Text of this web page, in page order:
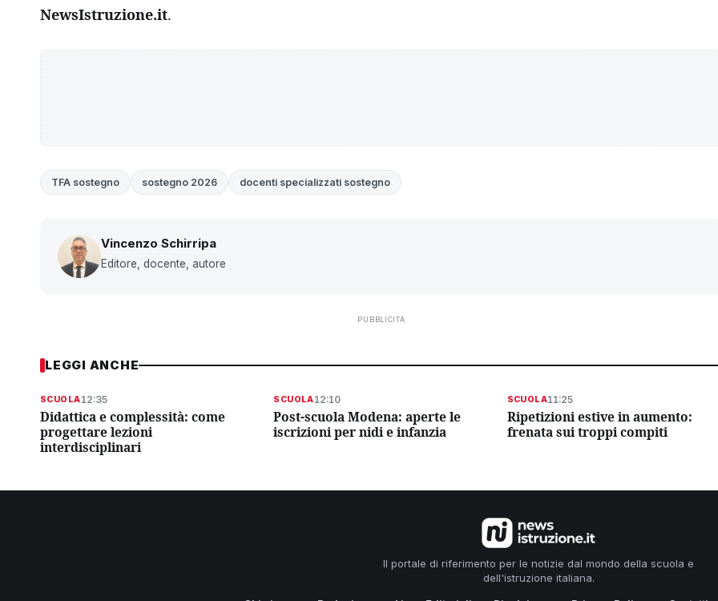
NewsIstruzione.it.
TFA sostegno sostegno 2026 docenti specializzati sostegno
Vincenzo Schirripa
Editore, docente, autore
PUBBLICITÀ
LEGGI ANCHE
SCUOLA12:35
Didattica e complessità: come
progettare lezioni
interdisciplinari
SCUOLA12:10
Post-scuola Modena: aperte le
iscrizioni per nidi e infanzia
SCUOLA11:25
Ripetizioni estive in aumento:
frenata sui troppi compiti
Il portale di riferimento per le notizie dal mondo della scuola e
dell'istruzione italiana.